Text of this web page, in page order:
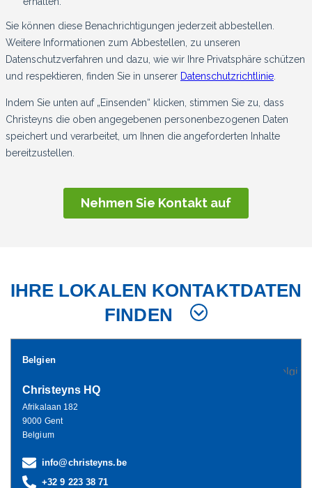
IHRE LOKALEN KONTAKTDATEN
FINDEN
Belgien
Christeyns HQ
Afrikalaan 182
9000 Gent
Belgium
info@christeyns.be
+32 9 223 38 71